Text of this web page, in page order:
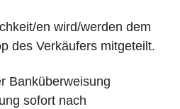
en wird/werden dem
des Verkäufers mitgeteilt.
Banküberweisung
sofort nach